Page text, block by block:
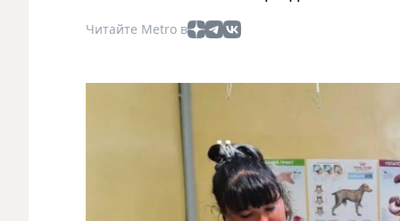
Читайте Metro в